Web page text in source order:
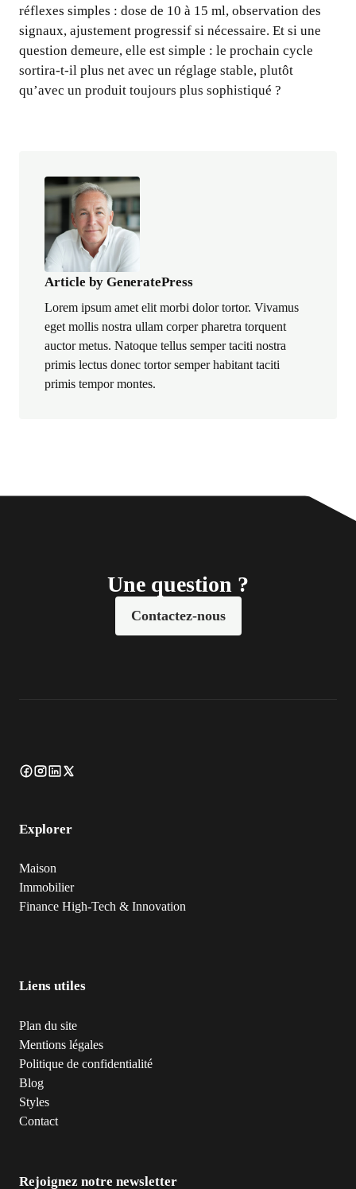
réflexes simples : dose de 10 à 15 ml, observation des
signaux, ajustement progressif si nécessaire. Et si une
question demeure, elle est simple : le prochain cycle
sortira-t-il plus net avec un réglage stable, plutôt
qu’avec un produit toujours plus sophistiqué ?
Article by GeneratePress
Lorem ipsum amet elit morbi dolor tortor. Vivamus
eget mollis nostra ullam corper pharetra torquent
auctor metus. Natoque tellus semper taciti nostra
primis lectus donec tortor semper habitant taciti
primis tempor montes.
Une question ?
Contactez-nous
Explorer
Maison
Immobilier
Finance High-Tech & Innovation
Liens utiles
Plan du site
Mentions légales
Politique de confidentialité
Blog
Styles
Contact
Rejoignez notre newsletter